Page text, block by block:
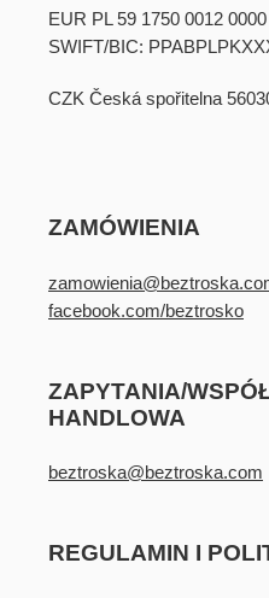
EUR PL 59 1750 0012
SWIFT/BIC:
CZK Česká spořitelna
ZAMÓWIENIA
facebook.com/beztrosko
ZAPYTANIA/
HANDLOWA
beztroska@beztroska.com
REGULAMIN I